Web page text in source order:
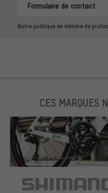
Formulaire de contact
Notre politique en matière de
CES MARQUES